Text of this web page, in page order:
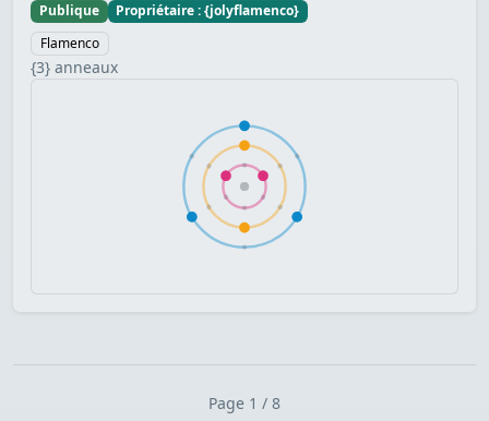
Publique
Propriétaire : {jolyflamenco}
Flamenco
{3} anneaux
Page 1 / 8